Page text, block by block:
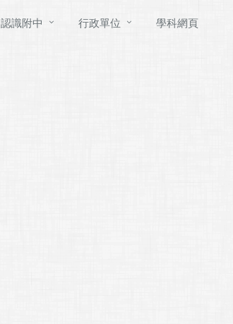
認識附中 行政單位 學科網頁